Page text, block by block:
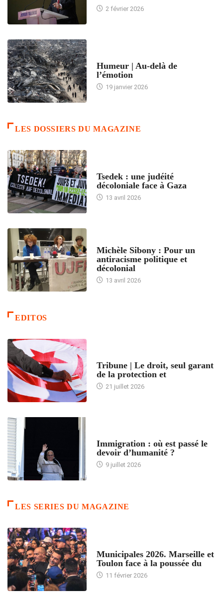
2 février 2026
Humeur | Au-delà de
l’émotion
19 janvier 2026
LES DOSSIERS DU MAGAZINE
Tsedek : une judéité
décoloniale face à Gaza
13 avril 2026
Michèle Sibony : Pour un
antiracisme politique et
décolonial
13 avril 2026
EDITOS
Tribune | Le droit, seul garant
de la protection et
21 juillet 2026
Immigration : où est passé le
devoir d’humanité ?
9 juillet 2026
LES SERIES DU MAGAZINE
Municipales 2026. Marseille et
Toulon face à la poussée du
11 février 2026